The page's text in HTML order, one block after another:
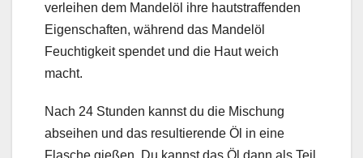
verleihen dem Mandelöl ihre hautstraffenden
Eigenschaften, während das Mandelöl
Feuchtigkeit spendet und die Haut weich
macht.
Nach 24 Stunden kannst du die Mischung
abseihen und das resultierende Öl in eine